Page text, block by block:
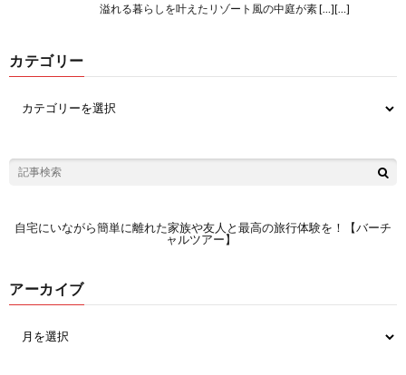
溢れる暮らしを叶えたリゾート風の中庭が素 […][…]
カテゴリー
自宅にいながら簡単に離れた家族や友人と最高の旅行体験を！【バーチ
ャルツアー】
アーカイブ